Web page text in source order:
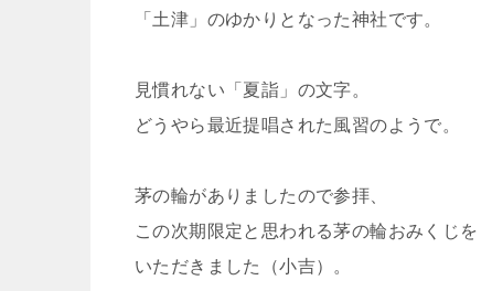
「土津」のゆかりとなった神社です。
見慣れない「夏詣」の文字。
どうやら最近提唱された風習のようで。
茅の輪がありましたので参拝、
この次期限定と思われる茅の輪おみくじを
いただきました（小吉）。